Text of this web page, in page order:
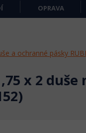
OPRAVA
a ochranné pásky
x 2